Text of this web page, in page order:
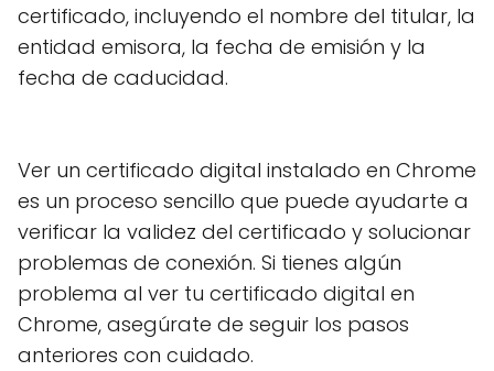
certificado, incluyendo el nombre del titular, la
entidad emisora, la fecha de emisión y la
fecha de caducidad.
Ver un certificado digital instalado en Chrome
es un proceso sencillo que puede ayudarte a
verificar la validez del certificado y solucionar
problemas de conexión. Si tienes algún
problema al ver tu certificado digital en
Chrome, asegúrate de seguir los pasos
anteriores con cuidado.